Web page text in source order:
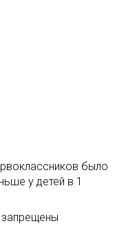
было
у детей в 1